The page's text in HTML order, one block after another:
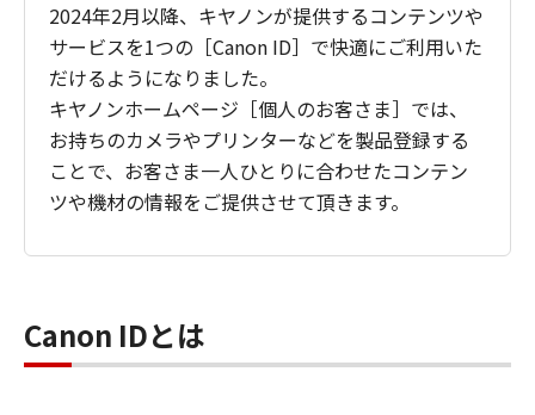
2024年2月以降、キヤノンが提供するコンテンツや
サービスを1つの［Canon ID］で快適にご利用いた
だけるようになりました。
キヤノンホームページ［個人のお客さま］では、
お持ちのカメラやプリンターなどを製品登録する
ことで、お客さま一人ひとりに合わせたコンテン
ツや機材の情報をご提供させて頂きます。
Canon IDとは